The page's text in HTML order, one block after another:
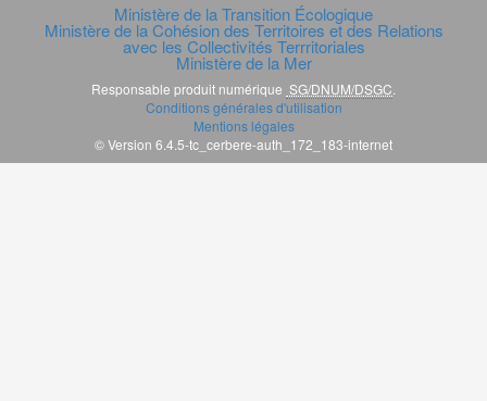
Ministère de la Transition Écologique
Ministère de la Cohésion des Territoires et des Relations
avec les Collectivités Terrritoriales
Ministère de la Mer
Responsable produit numérique SG/DNUM/DSGC.
Conditions générales d'utilisation
Mentions légales
© Version 6.4.5-tc_cerbere-auth_172_183-internet